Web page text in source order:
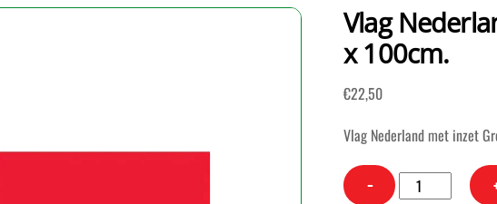
Vlag
x 100cm.
€22,50
Vlag Nederland met inzet
−
Vlag